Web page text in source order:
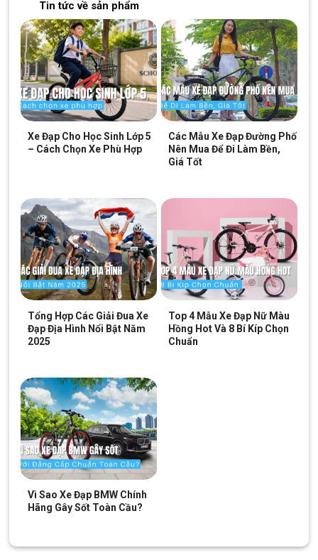
Hiệu suất đạp xe vượt trội
Bộ truyền động của Xe Đạp Gấp Ruhm 20 Inch, có cấu hình 1
đĩa trước và 7 líp sau. Xe đạp chuyển số mượt mà và chính
xác.
cả phải chăng. Dòng A7 này nổi bật với độ bền cao và khả năng
chịu lực tốt.
đạp, tăng hiệu suất. Phù hợp với mọi địa hình, lựa chọn lý tưởng
cho việc nâng cấp hoặc thay thế tay đề xe đạp.
Tin tức về sản phẩm
Xe Đạp Cho Học Sinh Lớp 5
– Cách Chọn Xe Phù Hợp
Các Mẫu Xe Đạp Đường Phố
Nên Mua Để Đi Làm Bền,
Giá Tốt
Tổng Hợp Các Giải Đua Xe
Đạp Địa Hình Nổi Bật Năm
2025
Top 4 Mẫu Xe Đạp Nữ Màu
Hồng Hot Và 8 Bí Kíp Chọn
Chuẩn
Vì Sao Xe Đạp BMW Chính
Hãng Gây Sốt Toàn Cầu?